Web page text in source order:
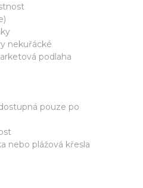
nekuřácké
podlaha
pouze po
nebo plážová křesla